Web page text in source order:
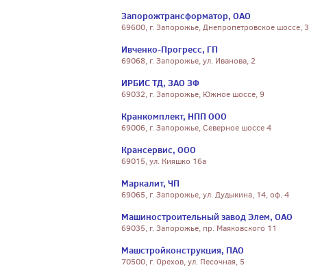
Запорожтрансформатор, ОАО
69600, г. Запорожье, Днепропетровское шоссе, 3
Ивченко-Прогресс, ГП
69068, г. Запорожье, ул. Иванова, 2
ИРБИС ТД, ЗАО ЗФ
69032, г. Запорожье, Южное шоссе, 9
Кранкомплект, НПП ООО
69006, г. Запорожье, Северное шоссе 4
Крансервис, ООО
69015, ул. Кияшко 16а
Маркалит, ЧП
69065, г. Запорожье, ул. Дудыкина, 14, оф. 4
Машиностроительный завод Элем, ОАО
69035, г. Запорожье, пр. Маяковского 11
Машстройконструкция, ПАО
70500, г. Орехов, ул. Песочная, 5